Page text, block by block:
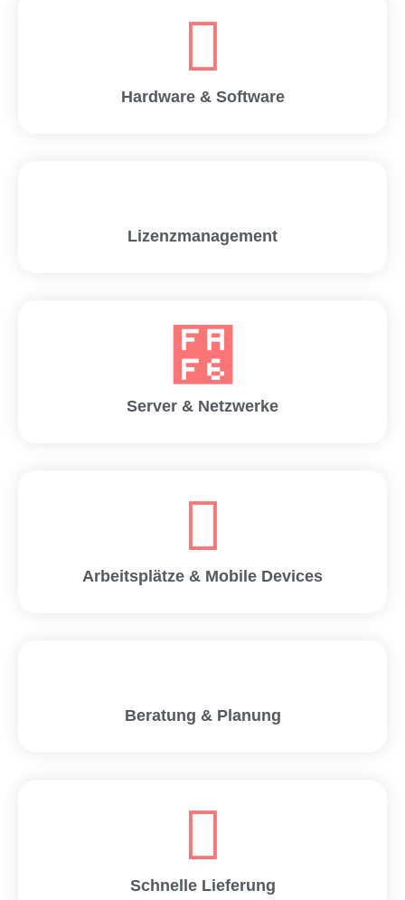
Hardware & Software
Lizenzmanagement
Server & Netzwerke
Arbeitsplätze & Mobile Devices
Beratung & Planung
Schnelle Lieferung